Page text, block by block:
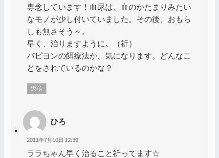
専念しています！血尿は、血のかたまりみたい
なモノが少し付いていました。その後、おもら
しも無さそう～。
早く、治りますように。（祈）
パピヨンの餌療法が、気になります。どんなこ
とをされているのかな？
返信
ひろ
2011年7月10日 12:39
ララちゃん早く治ること祈ってます☆